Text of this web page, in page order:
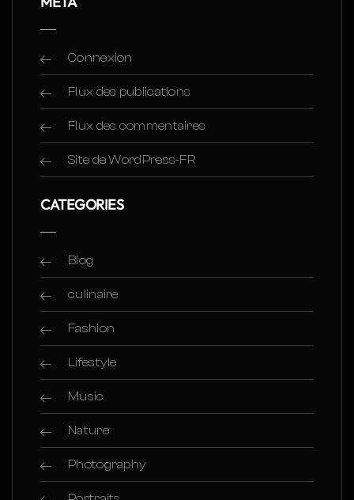
Connexion
Flux des publications
Flux des commentaires
Site de WordPress-FR
CATEGORIES
Blog
culinaire
Fashion
Lifestyle
Music
Nature
Photography